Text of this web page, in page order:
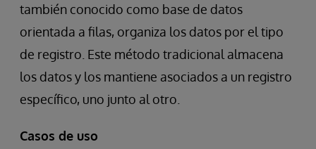
también conocido como base de datos
orientada a filas, organiza los datos por el tipo
de registro. Este método tradicional almacena
los datos y los mantiene asociados a un registro
específico, uno junto al otro.
Casos de uso